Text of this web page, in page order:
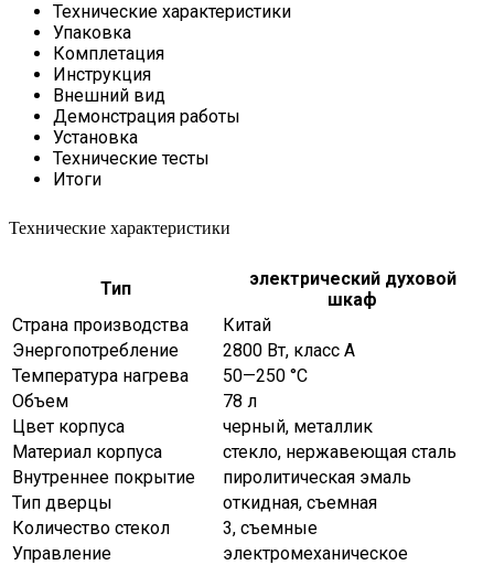
Технические характеристики
Упаковка
Комплетация
Инструкция
Внешний вид
Демонстрация работы
Установка
Технические тесты
Итоги
Технические характеристики
Тип
электрический духовой
шкаф
Страна производства
Китай
Энергопотребление
2800 Вт, класс A
Температура нагрева
50—250 °C
Объем
78 л
Цвет корпуса
черный, металлик
Материал корпуса
стекло, нержавеющая сталь
Внутреннее покрытие
пиролитическая эмаль
Тип дверцы
откидная, съемная
Количество стекол
3, съемные
Управление
электромеханическое